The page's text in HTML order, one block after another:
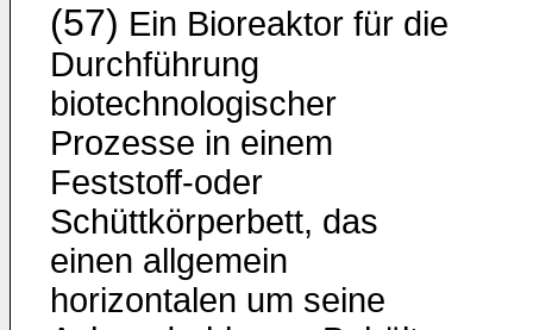
(57) Ein Bioreaktor für die
Durchführung
biotechnologi­scher
Prozesse in einem
Feststoff-oder
Schüttkörper­bett, das
einen allgemein
horizontalen um seine